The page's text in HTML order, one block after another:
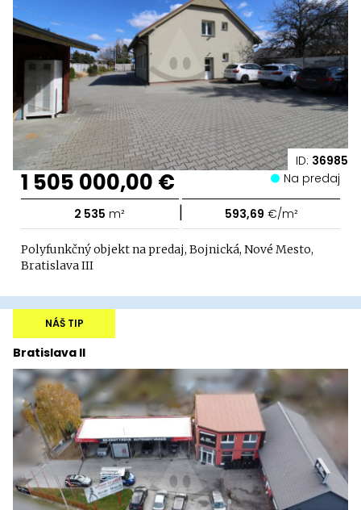
ID: 36985
1 505 000,00 € Na predaj
2 535 m² | 593,69 €/m²
Polyfunkčný objekt na predaj, Bojnická, Nové Mesto,
Bratislava III
Bratislava II
NÁŠ TIP